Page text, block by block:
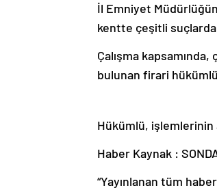
İl Emniyet
kentte çeşitli
Çalışma
bulunan firari
Hükümlü, işlemlerinin
Haber Kaynak :
“Yayınlanan tüm